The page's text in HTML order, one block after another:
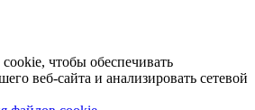
чтобы обеспечивать
веб-сайта и анализировать сетевой